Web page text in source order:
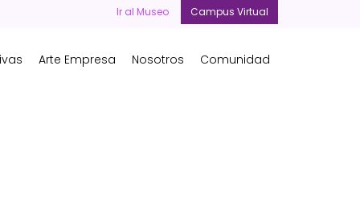
Ir al Museo Campus Virtual
Arte Empresa Nosotros Comunidad